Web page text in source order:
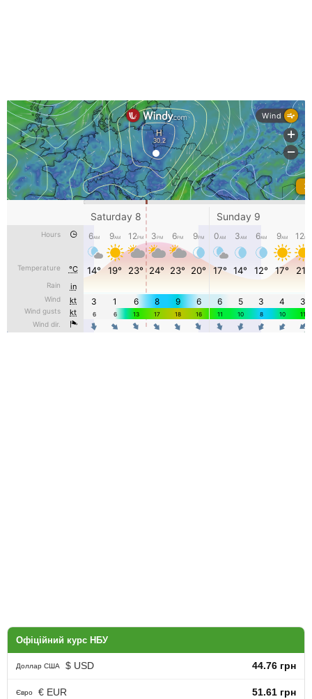
Офіційний курс НБУ
Доллар США $ USD 44.76 грн
Євро € EUR 51.61 грн